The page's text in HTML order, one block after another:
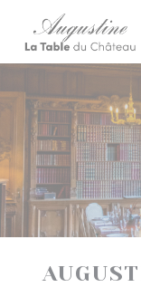
Cookie管理面板